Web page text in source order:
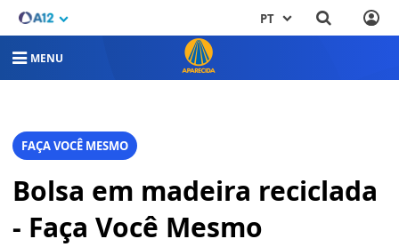
PT
MENU
FAÇA VOCÊ MESMO
Bolsa em madeira reciclada
- Faça Você Mesmo